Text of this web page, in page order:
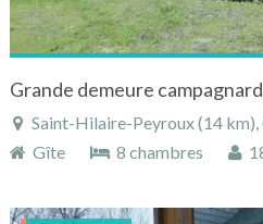
Saint-Hilaire-Peyroux (14
Gîte
8 chambres